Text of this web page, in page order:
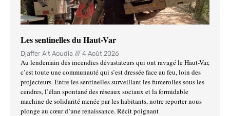
Les sentinelles du Haut-Var
Djaffer Ait Aoudia 4 Août 2026
Au lendemain des incendies dévastateurs qui ont ravagé le Haut-Var,
c’est toute une communauté qui s’est dressée face au feu, loin des
projecteurs. Entre les sentinelles surveillant les fumerolles sous les
cendres, l’élan spontané des réseaux sociaux et la formidable
machine de solidarité menée par les habitants, notre reporter nous
plonge au cœur d’une renaissance. Récit poignant